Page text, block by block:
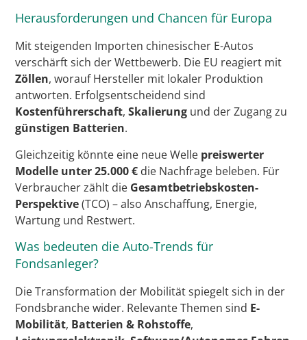
Herausforderungen und Chancen für Europa
Mit steigenden Importen chinesischer E-Autos
verschärft sich der Wettbewerb. Die EU reagiert mit
Zöllen, worauf Hersteller mit lokaler Produktion
antworten. Erfolgsentscheidend sind
Kostenführerschaft,Skalierung und der Zugang zu
günstigen Batterien.
Gleichzeitig könnte eine neue Welle preiswerter
Modelle unter 25.000 € die Nachfrage beleben. Für
Verbraucher zählt die Gesamtbetriebskosten-
Perspektive(TCO) – also Anschaffung, Energie,
Wartung und Restwert.
Was bedeuten die Auto-Trends für
Fondsanleger?
Die Transformation der Mobilität spiegelt sich in der
Fondsbranche wider. Relevante Themen sind E-
Mobilität, Batterien & Rohstoffe,